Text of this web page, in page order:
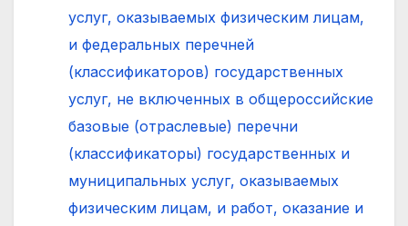
услуг, оказываемых физическим лицам,
и федеральных перечней
(классификаторов) государственных
услуг, не включенных в общероссийские
базовые (отраслевые) перечни
(классификаторы) государственных и
муниципальных услуг, оказываемых
физическим лицам, и работ, оказание и